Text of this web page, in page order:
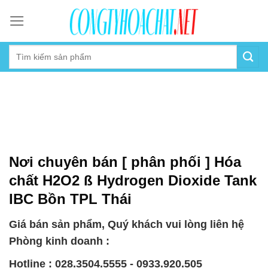
content
Nơi chuyên bán [ phân phối ] Hóa
chất H2O2 ß Hydrogen Dioxide Tank
IBC Bồn TPL Thái
Giá bán sản phẩm, Quý khách vui lòng liên hệ
Phòng kinh doanh :
Hotline : 028.3504.5555 - 0933.920.505